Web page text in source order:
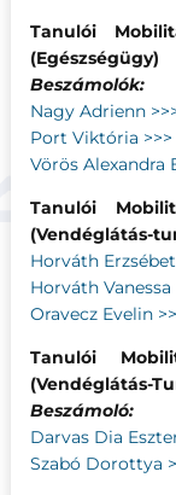
Tanulói
(Egészségügy)
Beszámolók:
Nagy Adrienn
Port Viktória >>>
Vörös Alexandra
Tanulói
(Vendéglátás-
Horváth Erzsébet
Horváth Vanessa
Oravecz Evelin
Tanulói
(Vendéglátás-
Beszámoló:
Darvas Dia
Szabó Dorottya